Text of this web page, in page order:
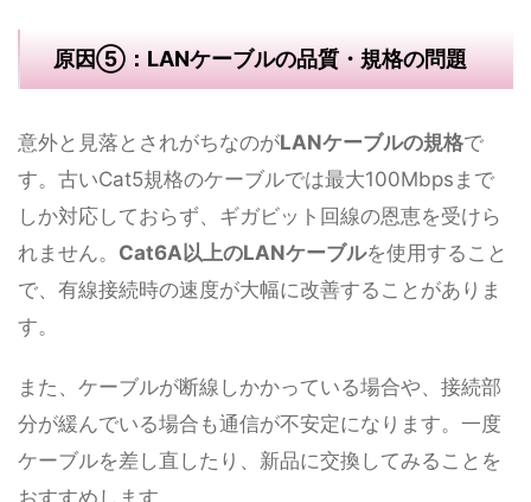
原因⑤：LANケーブルの品質・規格の問題
意外と見落とされがちなのがLANケーブルの規格で
す。古いCat5規格のケーブルでは最大100Mbpsまで
しか対応しておらず、ギガビット回線の恩恵を受けら
れません。 Cat6A以上のLANケーブルを使用すること
で、有線接続時の速度が大幅に改善することがありま
す。
また、ケーブルが断線しかかっている場合や、接続部
分が緩んでいる場合も通信が不安定になります。一度
ケーブルを差し直したり、新品に交換してみることを
おすすめします。